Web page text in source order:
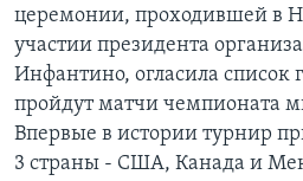
церемонии, проходившей в
участии президента
Инфантино, огласила список
пройдут матчи чемпионата
Впервые в истории турнир
3 страны - США, Канада и